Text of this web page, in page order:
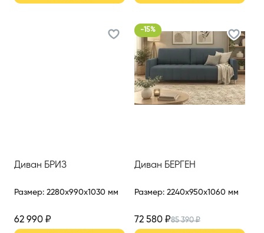
Диван БРИЗ
Размер: 2280x990x1030 мм
62 990 ₽
-15%
Диван БЕРГЕН
Размер: 2240x950x1060 мм
72 580₽85 390₽